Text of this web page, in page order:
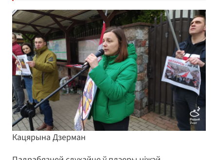
Кацярына Дзерман